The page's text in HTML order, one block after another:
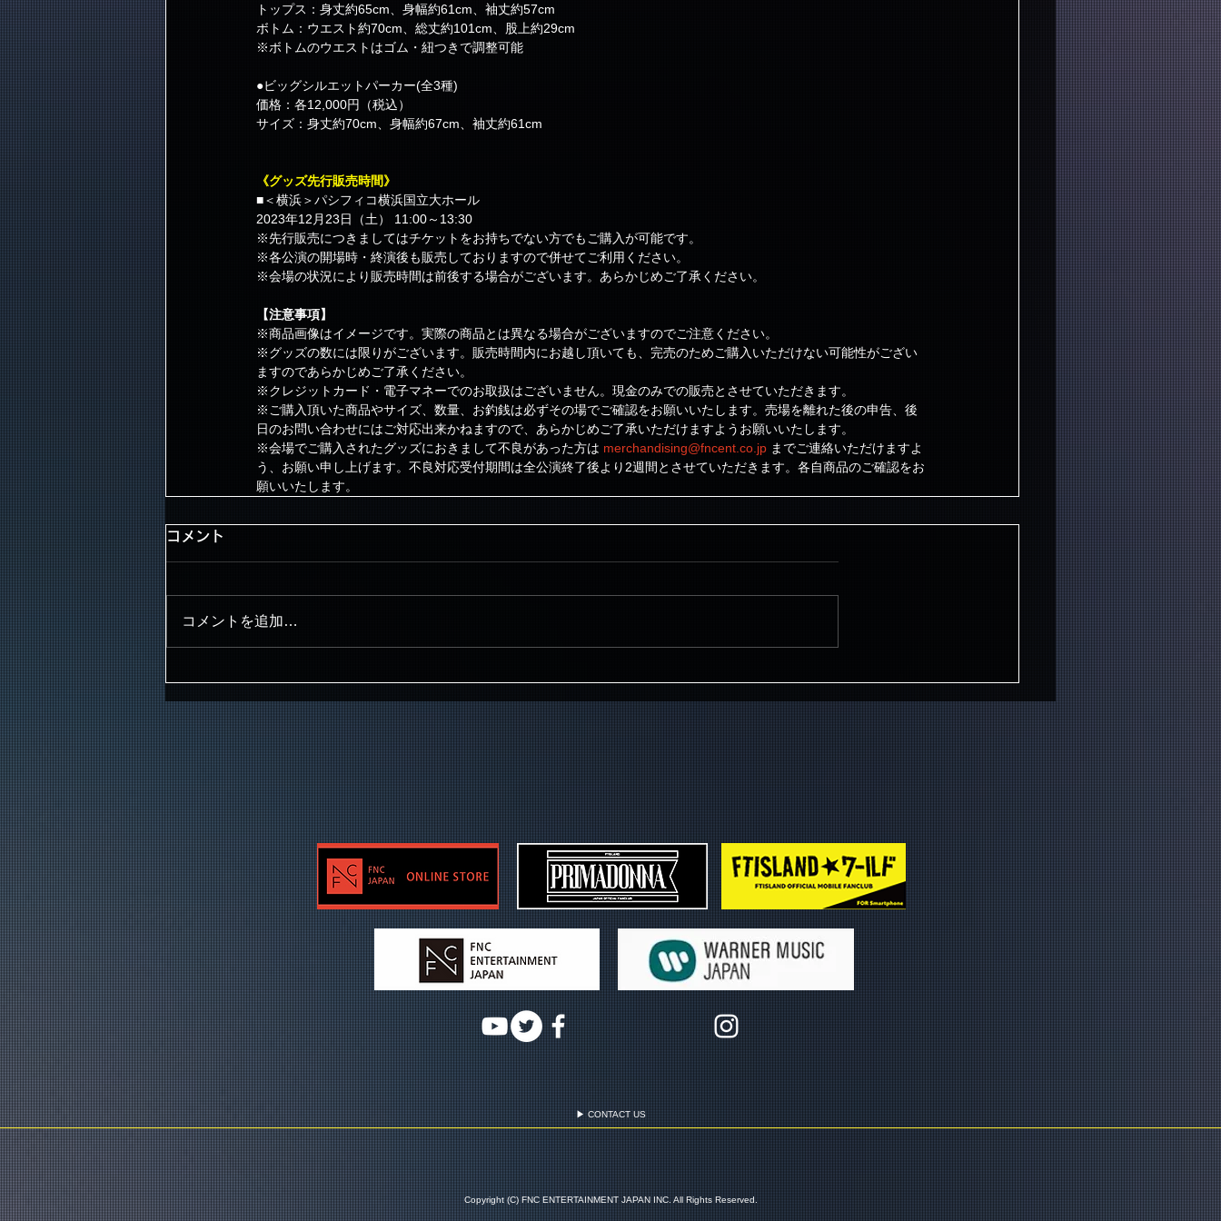
トップス：身丈約65cm、身幅約61cm、袖丈約57cm
ボトム：ウエスト約70cm、総丈約101cm、股上約29cm
※ボトムのウエストはゴム・紐つきで調整可能
●ビッグシルエットパーカー(全3種)
価格：各12,000円（税込）
サイズ：身丈約70cm、身幅約67cm、袖丈約61cm
《グッズ先行販売時間》
■＜横浜＞パシフィコ横浜国立大ホール
2023年12月23日（土） 11:00～13:30
※先行販売につきましてはチケットをお持ちでない方でもご購入が可能です。
※各公演の開場時・終演後も販売しておりますので併せてご利用ください。
※会場の状況により販売時間は前後する場合がございます。あらかじめご了承ください。
【注意事項】
※商品画像はイメージです。実際の商品とは異なる場合がございますのでご注意ください。
※グッズの数には限りがございます。販売時間内にお越し頂いても、完売のためご購入いただけない可能性がござい
ますのであらかじめご了承ください。
※クレジットカード・電子マネーでのお取扱はございません。現金のみでの販売とさせていただきます。
※ご購入頂いた商品やサイズ、数量、お釣銭は必ずその場でご確認をお願いいたします。売場を離れた後の申告、後
日のお問い合わせにはご対応出来かねますので、あらかじめご了承いただけますようお願いいたします。
※会場でご購入されたグッズにおきまして不良があった方は merchandising@fncent.co.jp までご連絡いただけますよ
う、お願い申し上げます。不良対応受付期間は全公演終了後より2週間とさせていただきます。各自商品のご確認をお
願いいたします。
コメント
コメントを追加…
▶ CONTACT US
Copyright (C) FNC ENTERTAINMENT JAPAN INC. All Rights Reserved.